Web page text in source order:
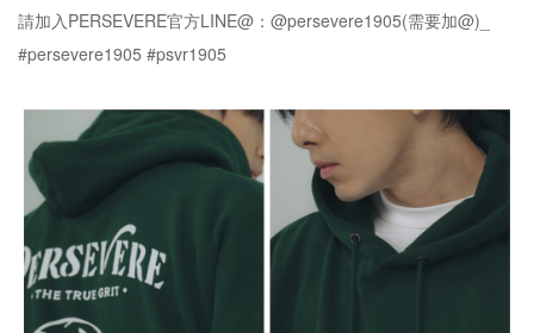
請加入PERSEVERE官方LINE@：@persevere1905(需要加@)_
#persevere1905 #psvr1905